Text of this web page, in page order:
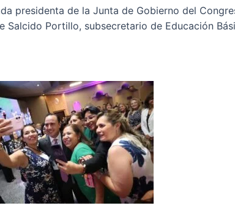
presidenta de la Junta de Gobierno del
Portillo, subsecretario de Educación